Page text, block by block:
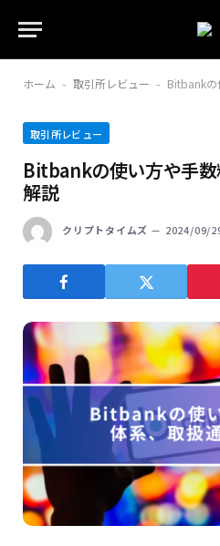
ホーム - 取引所レビュー - Bitbankの
取引所レビュー
Bitbankの使い方や手
解説
クリプトタイムズ 2024/09/